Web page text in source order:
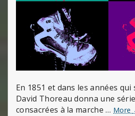
En 1851 et dans les années
David Thoreau donna une
consacrées à la marche … More